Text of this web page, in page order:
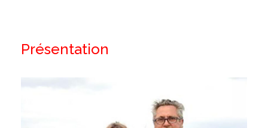
Présentation